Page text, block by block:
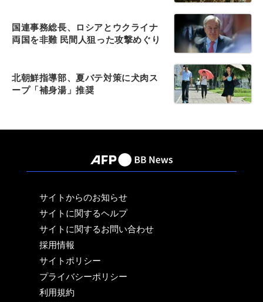
国連事務総長、ロシアとウクライナ
両国を非難 民間人狙った攻撃めぐり
北朝鮮指導部、夏バテ対策に犬肉ス
ープ「補身湯」推奨
サイトからのお知らせ
サイトに関するヘルプ
サイトに関するお問い合わせ
採用情報
サイトポリシー
プライバシーポリシー
利用規約